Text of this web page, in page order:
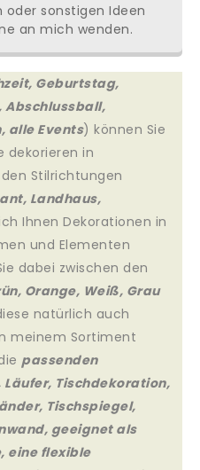
oder sonstigen Ideen
an mich wenden.
Geburtstag,
Abschlussball,
alle Events) können Sie
dekorieren in
Stilrichtungen
Landhaus,
Ihnen Dekorationen in
und Elementen
dabei zwischen den
Orange, Weiß, Grau
natürlich auch
meinem Sortiment
passenden
Läufer, Tischdekoration,
Tischspiegel,
geeignet als
eine flexible